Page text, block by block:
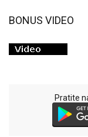
BONUS VIDEO
Pratite